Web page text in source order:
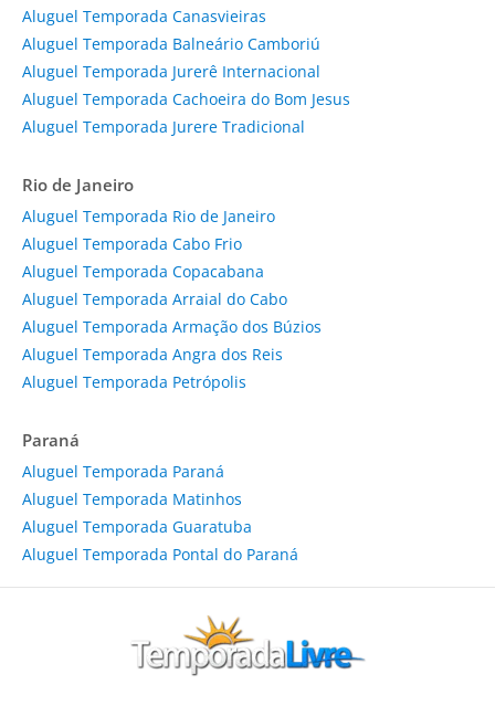
Aluguel Temporada Canasvieiras
Aluguel Temporada Balneário Camboriú
Aluguel Temporada Jurerê Internacional
Aluguel Temporada Cachoeira do Bom Jesus
Aluguel Temporada Jurere Tradicional
Rio de Janeiro
Aluguel Temporada Rio de Janeiro
Aluguel Temporada Cabo Frio
Aluguel Temporada Copacabana
Aluguel Temporada Arraial do Cabo
Aluguel Temporada Armação dos Búzios
Aluguel Temporada Angra dos Reis
Aluguel Temporada Petrópolis
Paraná
Aluguel Temporada Paraná
Aluguel Temporada Matinhos
Aluguel Temporada Guaratuba
Aluguel Temporada Pontal do Paraná